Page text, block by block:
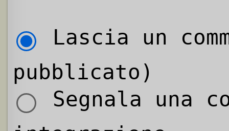
Lascia un
pubblicato)
Segnala una